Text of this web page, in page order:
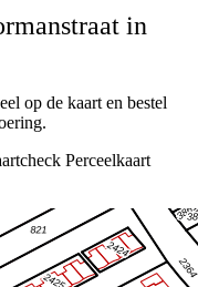
in
op de kaart en bestel
Perceelkaart